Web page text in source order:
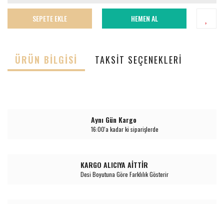
SEPETE EKLE HEMEN AL
ÜRÜN BILGISI TAKSIT SEÇENEKLERI
Aynı Gün Kargo
16:00'a kadar ki siparişlerde
KARGO ALICIYA AİTTİR
Desi Boyutuna Göre Farklılık Gösterir